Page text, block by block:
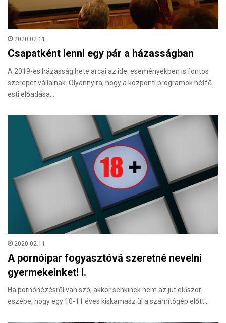
2020.02.11.
Csapatként lenni egy pár a házasságban
A 2019-es házasság hete arcai az idei eseményekben is fontos
szerepet vállalnak. Olyannyira, hogy a központi programok hétfő
esti előadása…
2020.02.11.
A pornóipar fogyasztóvá szeretné nevelni
gyermekeinket! I.
Ha pornónézésről van szó, akkor senkinek nem az jut először
eszébe, hogy egy 10-11 éves kiskamasz ül a számítógép előtt…